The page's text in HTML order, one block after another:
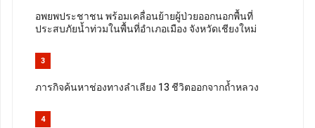
อพยพประชาชน พร้อมเคลื่อนย้ายผู้ป่วยออกนอกพื้นที่
ประสบภัยน้ำท่วมในพื้นที่อำเภอเมือง จังหวัดเชียงใหม่
3
ภารกิจค้นหาช่องทางลำเลียง 13 ชีวิตออกจากถ้ำหลวง
4